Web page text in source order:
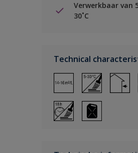
Verwerkbaar van
30˚C
Technical